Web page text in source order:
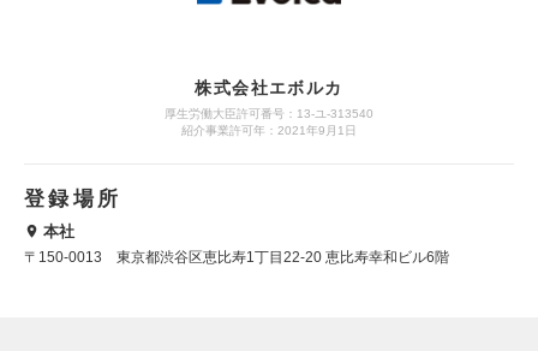
株式会社エボルカ
厚生労働大臣許可番号：13‐ユ‐313540
紹介事業許可年：2021年9月1日
登録場所
本社
〒150-0013 東京都渋谷区恵比寿1丁目22-20 恵比寿幸和ビル6階